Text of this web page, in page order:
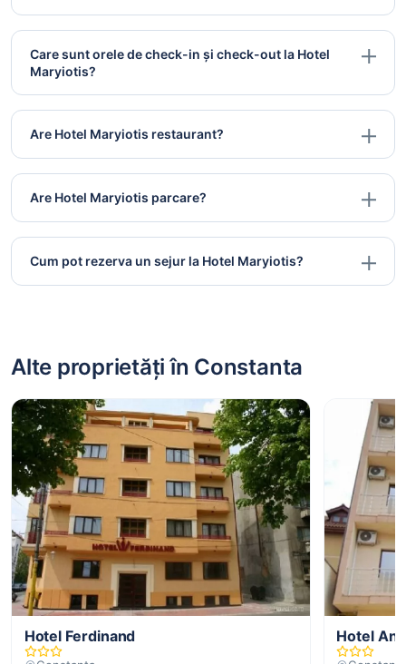
Care sunt orele de check-in și check-out la Hotel
Maryiotis?
Are Hotel Maryiotis restaurant?
Are Hotel Maryiotis parcare?
Cum pot rezerva un sejur la Hotel Maryiotis?
Alte proprietăți în Constanta
Hotel Ferdinand Hotel Ana